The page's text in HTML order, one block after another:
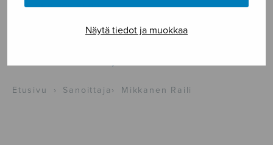
Näytä tiedot ja muokkaa
puh. 050 305 6502
Etusivu › Sanoittaja › Mikkanen Raili